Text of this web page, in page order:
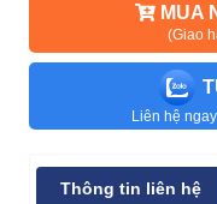
MUA
(Giao
Liên hệ
Thông tin liên hệ